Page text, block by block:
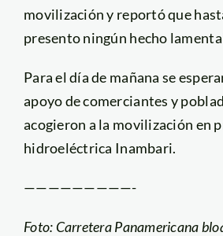
movilización y reportó que
presento ningún hecho
Para el día de mañana se
apoyo de comerciantes y
acogieron a la movilización en
hidroeléctrica Inambari.
—————————-
Foto: Carretera Panamericana